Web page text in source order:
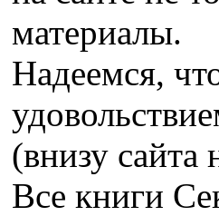
материалы.
Надеемся,
(внизу сайта
Все книги